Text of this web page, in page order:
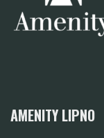
AMENITY LIPNO